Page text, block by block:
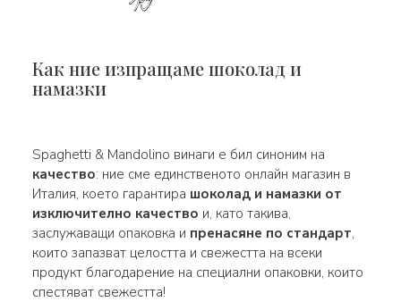
Как ние изпращаме шоколад и
намазки
Spaghetti & Mandolino винаги е бил синоним на
качество: ние сме единственото онлайн магазин в
Италия, което гарантира шоколад и намазки от
изключително качество и, като такива,
заслужаващи опаковка и пренасяне по стандарт,
които запазват целостта и свежестта на всеки
продукт благодарение на специални опаковки, които
спестяват свежестта!